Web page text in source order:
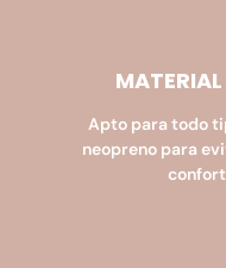
Apto para todo
neopreno para